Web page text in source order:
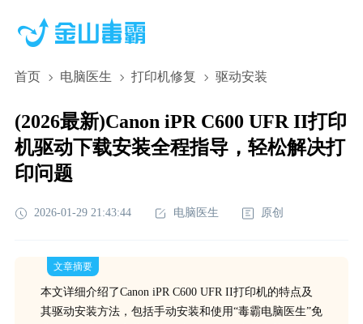
首页 电脑医生 打印机修复 驱动安装
(2026最新)Canon iPR C600 UFR II打印
机驱动下载安装全程指导，轻松解决打
印问题
2026-01-29 21:43:44 电脑医生 原创
文章摘要
本文详细介绍了Canon iPR C600 UFR II打印机的特点及
其驱动安装方法，包括手动安装和使用“毒霸电脑医生”免